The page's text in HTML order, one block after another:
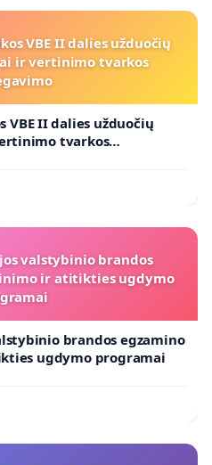
VBE II dalies užduočių
ir vertinimo tvarkos
VBE II dalies užduočių
tvarkos
valstybinio brandos
ir atitikties ugdymo
brandos egzamino
ugdymo programai